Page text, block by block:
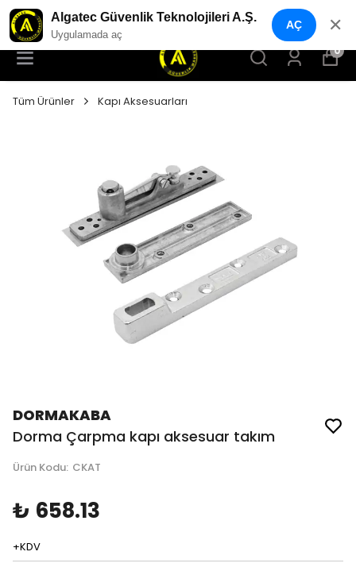
YENI NESIL GÜVENLIK GEÇIŞ SISTEMLERI
0
Tüm Ürünler Kapı Aksesuarları
DORMAKABA
Dorma Çarpma kapı aksesuar takım
Ürün Kodu: CKAT
₺ 658.13
+KDV
Algatec Güvenlik Teknolojileri A.Ş.
Uygulamada aç
AÇ ✕